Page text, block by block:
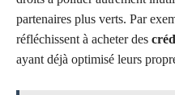
partenaires plus verts. Par
réfléchissent à acheter des
ayant déjà optimisé leurs